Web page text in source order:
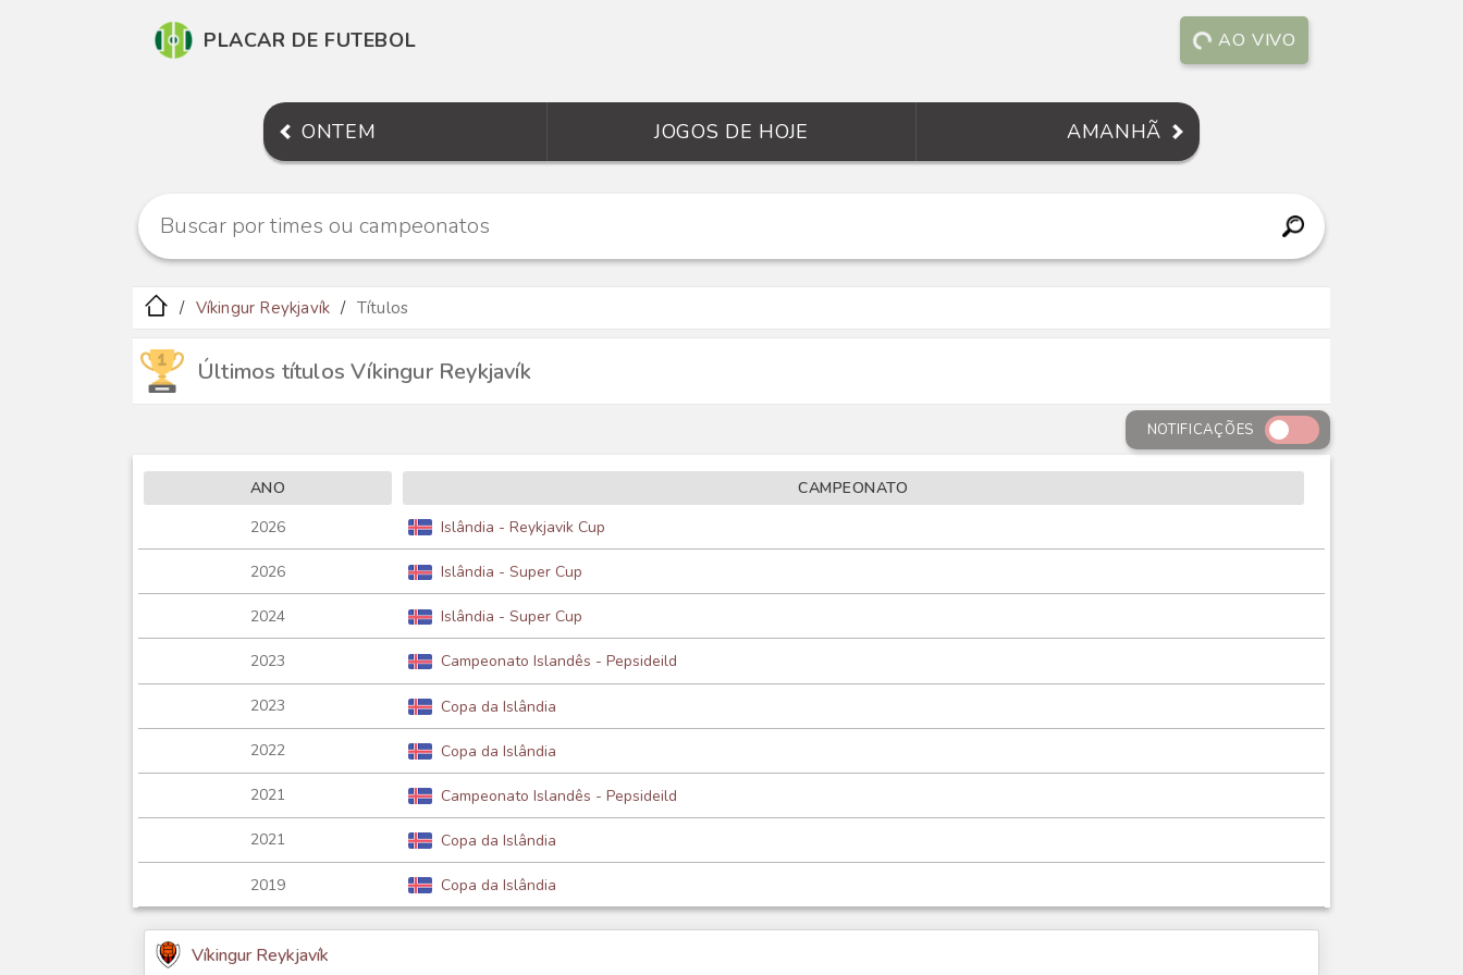
PLACAR DE FUTEBOL AO VIVO
ONTEM JOGOS DE HOJE AMANHÃ
Víkingur Reykjavík Títulos
Últimos títulos Víkingur Reykjavík
NOTIFICAÇÕES
ANO
CAMPEONATO
2026
Islândia - Reykjavik Cup
2026 Islândia - Super Cup
2024 Islândia - Super Cup
2023 Campeonato Islandês - Pepsideild
2023 Copa da Islândia
2022 Copa da Islândia
2021 Campeonato Islandês - Pepsideild
2021 Copa da Islândia
2019 Copa da Islândia
Víkingur Reykjavík